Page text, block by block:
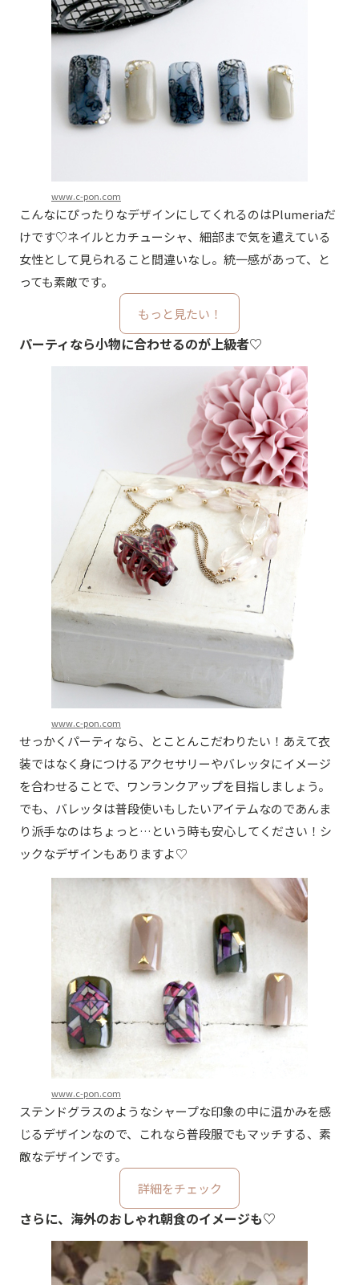
www.c-pon.com
こんなにぴったりなデザインにしてくれるのはPlumeriaだ
けです♡ネイルとカチューシャ、細部まで気を遣えている
女性として見られること間違いなし。統一感があって、と
っても素敵です。
もっと見たい！
パーティなら小物に合わせるのが上級者♡
www.c-pon.com
せっかくパーティなら、とことんこだわりたい！あえて衣
装ではなく身につけるアクセサリーやバレッタにイメージ
を合わせることで、ワンランクアップを目指しましょう。
でも、バレッタは普段使いもしたいアイテムなのであんま
り派手なのはちょっと…という時も安心してください！シ
ックなデザインもありますよ♡
www.c-pon.com
ステンドグラスのようなシャープな印象の中に温かみを感
じるデザインなので、これなら普段服でもマッチする、素
敵なデザインです。
詳細をチェック
さらに、海外のおしゃれ朝食のイメージも♡